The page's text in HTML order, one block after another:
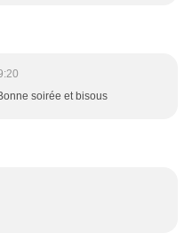
soirée et bisous